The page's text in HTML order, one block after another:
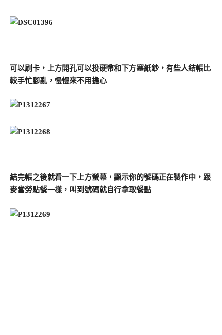
可以刷卡，上方開孔可以投硬幣和下方塞紙鈔，有些人結帳比
較手忙腳亂，慢慢來不用擔心
結完帳之後就看一下上方螢幕，顯示你的號碼正在製作中，跟
麥當勞點餐一樣，叫到號碼就自行拿取餐點